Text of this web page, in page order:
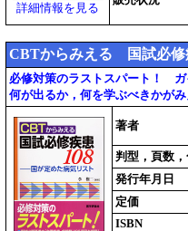
詳細情報を見る
CBTからみえる 国試必
必修対策のラストスパート！
何が出るか，何を学ぶべきかが
著者
判型，頁数
発行年月日
定価
ISBN